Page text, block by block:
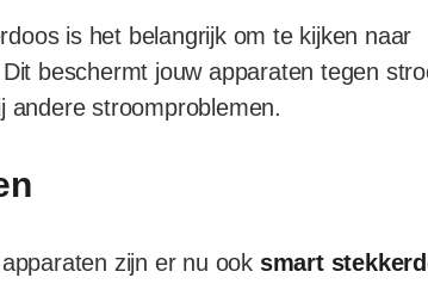
is het belangrijk om te kijken naar
beschermt jouw apparaten tegen
andere stroomproblemen.
zijn er nu ook smart